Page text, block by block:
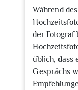
Während
der Fotograf
üblich, dass
Gesprächs